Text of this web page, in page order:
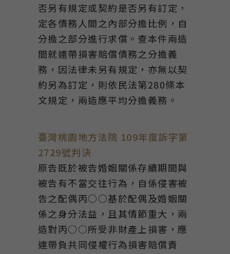
否另有規定或契約是否另有訂定，
定各債務人間之內部分擔比例，自
分擔之部分進行求償。查本件兩造
間就連帶損害賠償債務之分擔義
務，因法律未另有規定，亦無以契
約另為訂定，則依民法第280條本
文規定，兩造應平均分擔義務。
臺灣桃園地方法院 109年度訴字第
2729號判決
原告既於被告婚姻關係存續期間與
被告有不當交往行為，自係侵害被
告之配偶丙○○基於配偶及婚姻關
係之身分法益，且其情節重大，兩
造對丙○○所受非財產上損害，應
連帶負共同侵權行為損害賠償責